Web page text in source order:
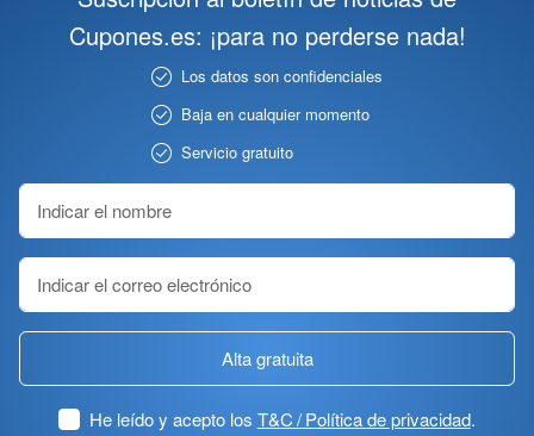
Cupones.es: ¡para no perderse nada!
Los datos son confidenciales
Baja en cualquier momento
Servicio gratuito
Alta gratuita
He leído y acepto los T&C / Política de privacidad.